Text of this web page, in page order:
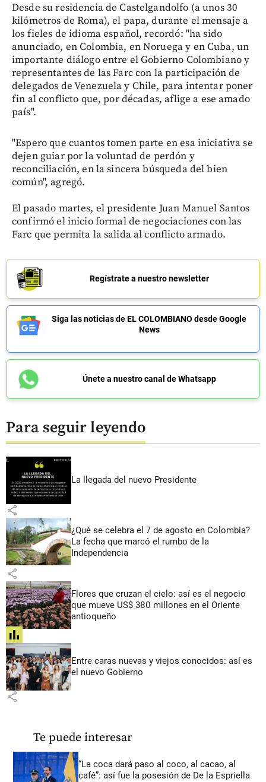
Desde su residencia de Castelgandolfo (a unos 30
kilómetros de Roma), el papa, durante el mensaje a
los fieles de idioma español, recordó: "ha sido
anunciado, en Colombia, en Noruega y en Cuba, un
importante diálogo entre el Gobierno Colombiano y
representantes de las Farc con la participación de
delegados de Venezuela y Chile, para intentar poner
fin al conflicto que, por décadas, aflige a ese amado
país".
"Espero que cuantos tomen parte en esa iniciativa se
dejen guiar por la voluntad de perdón y
reconciliación, en la sincera búsqueda del bien
común", agregó.
El pasado martes, el presidente Juan Manuel Santos
confirmó el inicio formal de negociaciones con las
Farc que permita la salida al conflicto armado.
Regístrate a nuestro newsletter
Siga las noticias de EL COLOMBIANO desde Google
News
Únete a nuestro canal de Whatsapp
Para seguir leyendo
La llegada del nuevo Presidente
share
¿Qué se celebra el 7 de agosto en Colombia?
La fecha que marcó el rumbo de la
Independencia
share
Flores que cruzan el cielo: así es el negocio
que mueve US$ 380 millones en el Oriente
antioqueño
share
Entre caras nuevas y viejos conocidos: así es
el nuevo Gobierno
share
Te puede interesar
“La coca dará paso al coco, al cacao, al
café”: así fue la posesión de De la Espriella